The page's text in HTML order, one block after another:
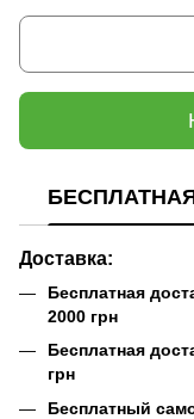
Доставка:
Бесплатная
2000 грн
Бесплатная
грн
Бесплатный